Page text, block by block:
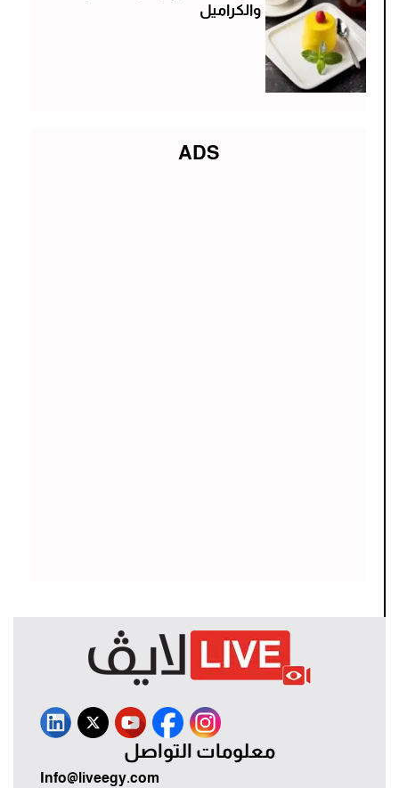
والكراميل
ADS
معلومات التواصل
Info@liveegy.com